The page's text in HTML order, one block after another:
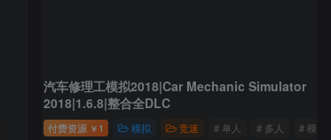
汽车修理工模拟2018|Car Mechanic Simulator
2018|1.6.8|整合全DLC
付费资源 ￥ 1 模拟 竞速 # 单人 # 多人 # 模拟